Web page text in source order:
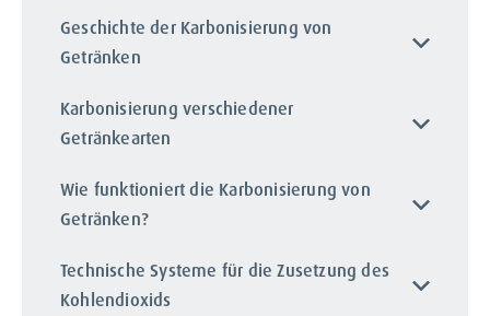
Geschichte der Karbonisierung von
Getränken
Karbonisierung verschiedener
Getränkearten
Wie funktioniert die Karbonisierung von
Getränken?
Technische Systeme für die Zusetzung des
Kohlendioxids